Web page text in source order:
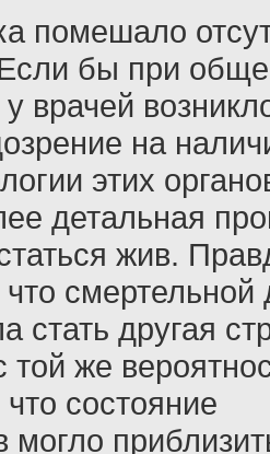
помешало
бы при
врачей
на
этих
детальная
жив.
смертельной
стать другая
той же
состояние
могло